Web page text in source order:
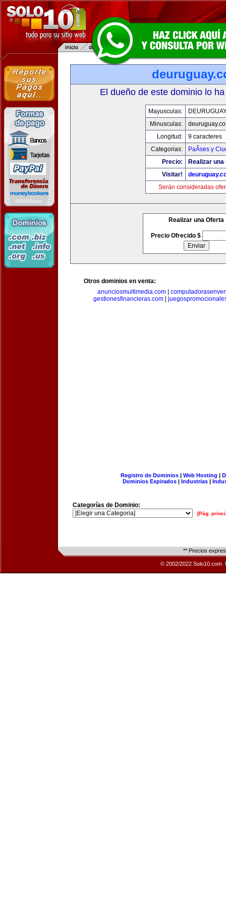
El dueño de este dominio lo
Mayusculas:
Minusculas:
Longitud:
9 caracteres
Categorias:
PaÃ­ses y
Precio:
Realizar
Visitar!
Serán consideradas
Realizar una Oferta
Precio Ofrecido $
Otros dominios en venta:
anunciosmultimedia.com
gestionesfinancieras.com
Registro de Dominios| Web Hosting |
Dominios Expirados | Industrias |
Categorías de Dominio:
[Pág.
** Precios
© 2002/2022 Solo10.com